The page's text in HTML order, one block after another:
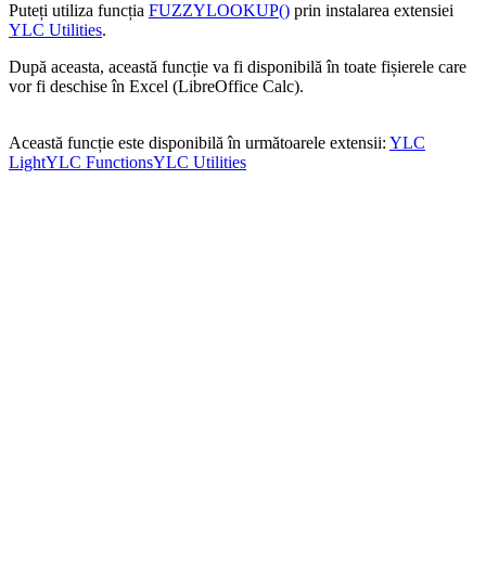
Puteți utiliza funcția FUZZYLOOKUP() prin instalarea extensiei
YLC Utilities.
După aceasta, această funcție va fi disponibilă în toate fișierele care
vor fi deschise în Excel (LibreOffice Calc).
Această funcție este disponibilă în următoarele extensii: YLC
LightYLC FunctionsYLC Utilities